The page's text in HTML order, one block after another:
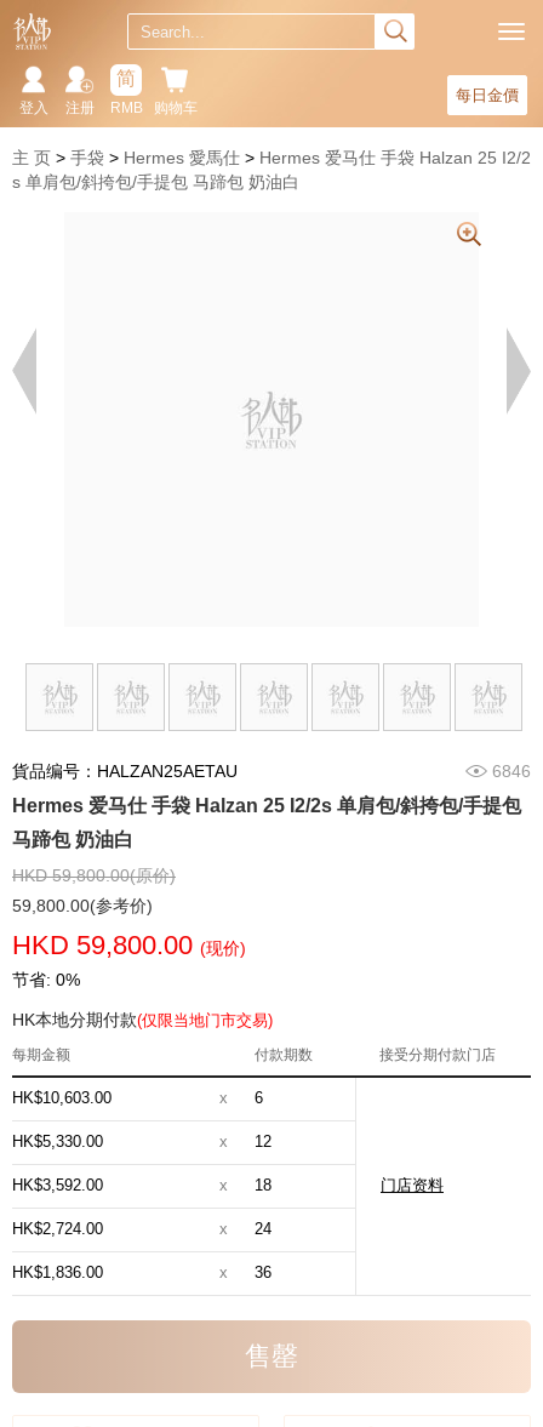
每日金價
购物车
简
RMB
注册
登入
主 页 手袋 Hermes 愛馬仕
Hermes 爱马仕 手袋 Halzan 25 I2/2
s 单肩包/斜挎包/手提包 马蹄包 奶油白
貨品编号：HALZAN25AETAU 6846
Hermes 爱马仕 手袋 Halzan 25 I2/2s 单肩包/斜挎包/手提包
马蹄包 奶油白
HKD 59,800.00(原价)
59,800.00(参考价)
HKD 59,800.00 (现价)
节省: 0%
HK本地分期付款(仅限当地门市交易)
每期金额 付款期数 接受分期付款门店
HK$10,603.00 x 6
门店资料
HK$5,330.00 x 12
HK$3,592.00 x 18
HK$2,724.00 x 24
HK$1,836.00 x 36
售罄